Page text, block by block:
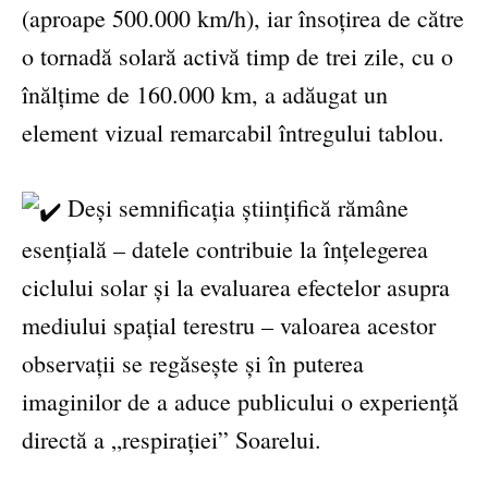
(aproape 500.000 km/h), iar însoțirea de către
o tornadă solară activă timp de trei zile, cu o
înălțime de 160.000 km, a adăugat un
element vizual remarcabil întregului tablou.
Deși semnificația științifică rămâne
esențială – datele contribuie la înțelegerea
ciclului solar și la evaluarea efectelor asupra
mediului spațial terestru – valoarea acestor
observații se regăsește și în puterea
imaginilor de a aduce publicului o experiență
directă a „respirației” Soarelui.